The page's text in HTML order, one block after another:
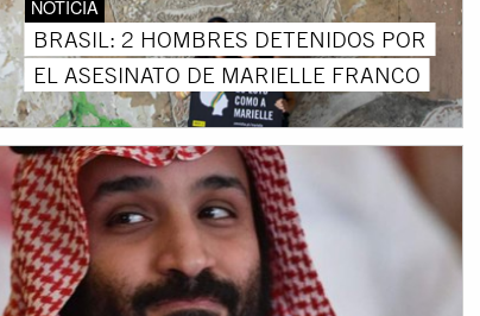
NOTICIA
BRASIL: 2 HOMBRES DETENIDOS POR
EL ASESINATO DE MARIELLE FRANCO